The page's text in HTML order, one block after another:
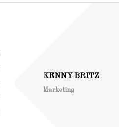
KENNY BRITZ
Marketing